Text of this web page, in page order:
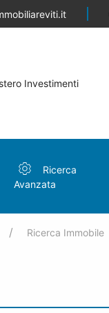
Investimenti
Ricerca
Avanzata
Ricerca Immobile